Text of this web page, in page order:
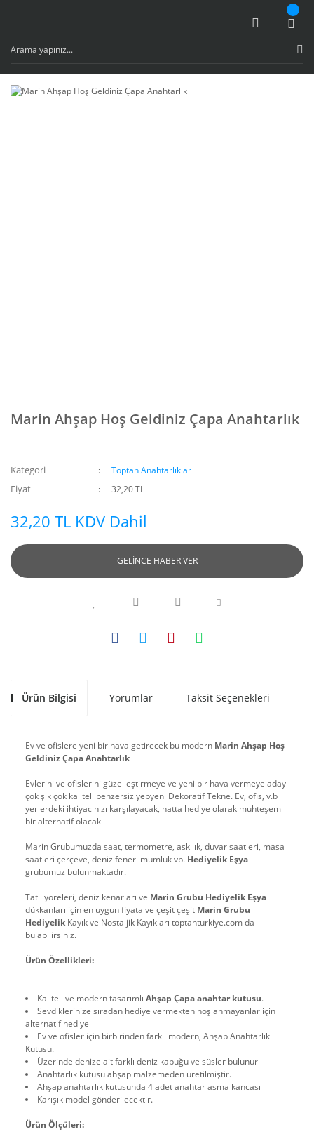
Marin Ahşap Hoş Geldiniz Çapa Anahtarlık
Kategori Toptan Anahtarlıklar
Fiyat 32,20 TL
32,20 TL KDV Dahil
GELİNCE HABER VER
Ürün Bilgisi Yorumlar Taksit Seçenekleri
Ev ve ofislere yeni bir hava getirecek bu modern Marin Ahşap Hoş
Geldiniz Çapa Anahtarlık
Evlerini ve ofislerini güzelleştirmeye ve yeni bir hava vermeye aday
çok şık çok kaliteli benzersiz yepyeni Dekoratif Tekne. Ev, ofis, v.b
yerlerdeki ihtiyacınızı karşılayacak, hatta hediye olarak muhteşem
bir alternatif olacak
Marin Grubumuzda saat, termometre, askılık, duvar saatleri, masa
saatleri çerçeve, deniz feneri mumluk vb. Hediyelik Eşya
grubumuz bulunmaktadır.
Tatil yöreleri, deniz kenarları ve Marin Grubu Hediyelik Eşya
dükkanları için en uygun fiyata ve çeşit çeşit Marin Grubu
Hediyelik Kayık ve Nostaljik Kayıkları toptanturkiye.com da
bulabilirsiniz.
Ürün Özellikleri:
Kaliteli ve modern tasarımlı Ahşap Çapa anahtar kutusu.
Sevdiklerinize sıradan hediye vermekten hoşlanmayanlar için
alternatif hediye
Ev ve ofisler için birbirinden farklı modern, Ahşap Anahtarlık
Kutusu.
Üzerinde denize ait farklı deniz kabuğu ve süsler bulunur
Anahtarlık kutusu ahşap malzemeden üretilmiştir.
Ahşap anahtarlık kutusunda 4 adet anahtar asma kancası
Karışık model gönderilecektir.
Ürün Ölçüleri: